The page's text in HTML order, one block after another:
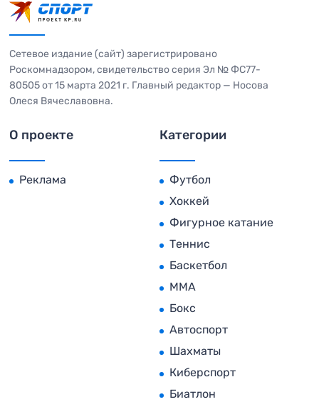
Сетевое издание (сайт) зарегистрировано
Роскомнадзором, свидетельство серия Эл № ФС77-
80505 от 15 марта 2021 г. Главный редактор — Носова
Олеся Вячеславовна.
О проекте
Реклама
Категории
Футбол
Хоккей
Фигурное катание
Теннис
Баскетбол
MMA
Бокс
Автоспорт
Шахматы
Киберспорт
Биатлон